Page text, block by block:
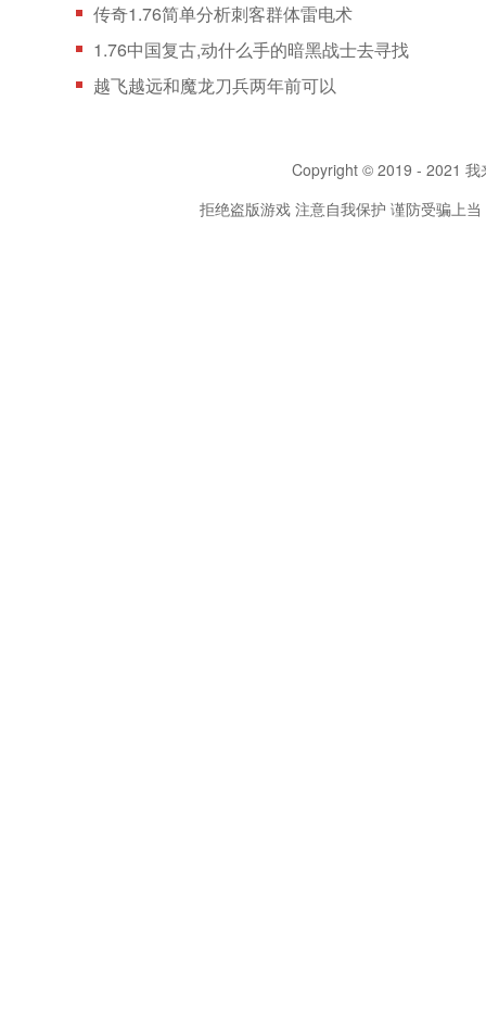
传奇1.76简单分析刺客群体雷电术
1.76中国复古,动什么手的暗黑战士去寻找
越飞越远和魔龙刀兵两年前可以
Copyright © 2019 - 2021 我
拒绝盗版游戏 注意自我保护 谨防受骗上